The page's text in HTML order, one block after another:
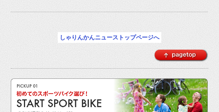
しゃりんかんニューストップページへ